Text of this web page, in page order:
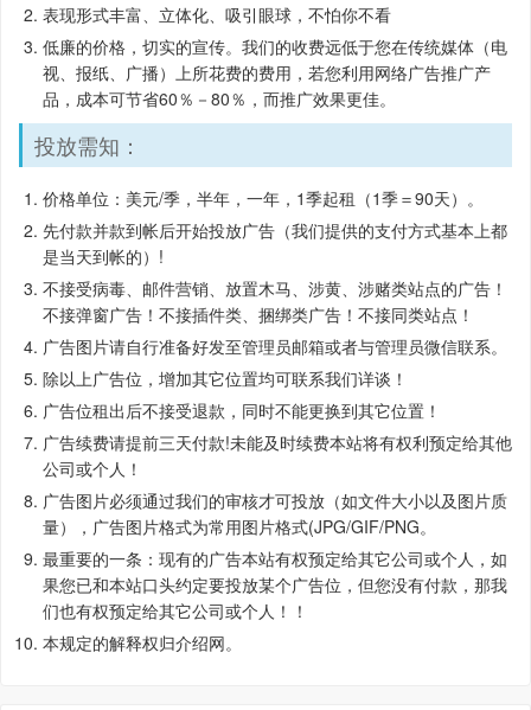
表现形式丰富、立体化、吸引眼球，不怕你不看
低廉的价格，切实的宣传。我们的收费远低于您在传统媒体（电
视、报纸、广播）上所花费的费用，若您利用网络广告推广产
品，成本可节省60％－80％，而推广效果更佳。
投放需知：
价格单位：美元/季，半年，一年，1季起租（1季＝90天）。
先付款并款到帐后开始投放广告（我们提供的支付方式基本上都
是当天到帐的）!
不接受病毒、邮件营销、放置木马、涉黄、涉赌类站点的广告！
不接弹窗广告！不接插件类、捆绑类广告！不接同类站点！
广告图片请自行准备好发至管理员邮箱或者与管理员微信联系。
除以上广告位，增加其它位置均可联系我们详谈！
广告位租出后不接受退款，同时不能更换到其它位置！
广告续费请提前三天付款!未能及时续费本站将有权利预定给其他
公司或个人！
广告图片必须通过我们的审核才可投放（如文件大小以及图片质
量），广告图片格式为常用图片格式(JPG/GIF/PNG。
最重要的一条：现有的广告本站有权预定给其它公司或个人，如
果您已和本站口头约定要投放某个广告位，但您没有付款，那我
们也有权预定给其它公司或个人！！
本规定的解释权归介绍网。